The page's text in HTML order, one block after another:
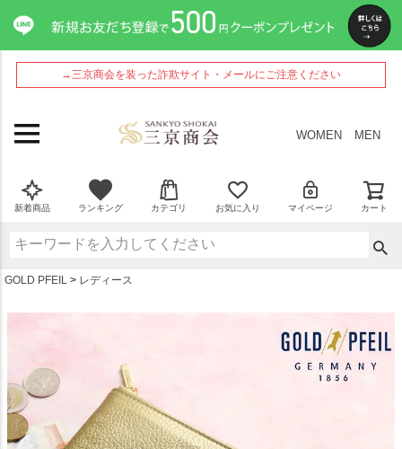
→三京商会を装った詐欺サイト・メールにご注意ください
WOMEN MEN
新着商品 ランキング カテゴリ お気に入り マイページ カート
GOLD PFEIL レディース
ペー
ジト
ップ
へ